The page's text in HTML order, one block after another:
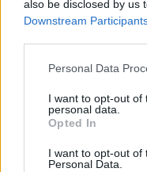
also be disclosed by us
Downstream
Personal Data
I want to opt-out of
personal data.
Opted In
I want to opt-out of
Personal Data.
NAUJI